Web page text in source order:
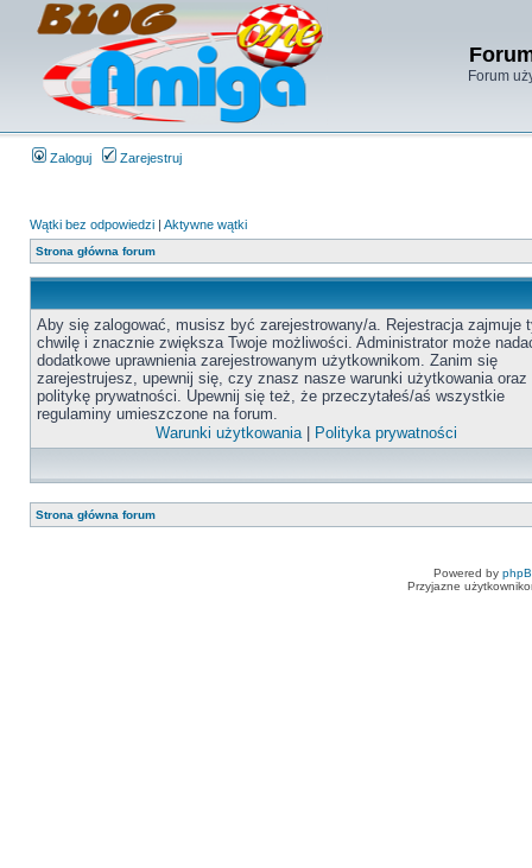
Forum
Zaloguj Zarejestruj
Wątki bez odpowiedzi | Aktywne wątki
Strona główna forum
Aby się zalogować, musisz być zarejestrowany/a. Rejestracja zajmuje
chwilę i znacznie zwiększa Twoje możliwości. Administrator może
dodatkowe uprawnienia zarejestrowanym użytkownikom. Zanim się
zarejestrujesz, upewnij się, czy znasz nasze warunki użytkowania oraz
politykę prywatności. Upewnij się też, że przeczytałeś/aś wszystkie
regulaminy umieszczone na forum.
Warunki użytkowania| Polityka prywatności
Strona główna forum
Powered by
Przyjazne